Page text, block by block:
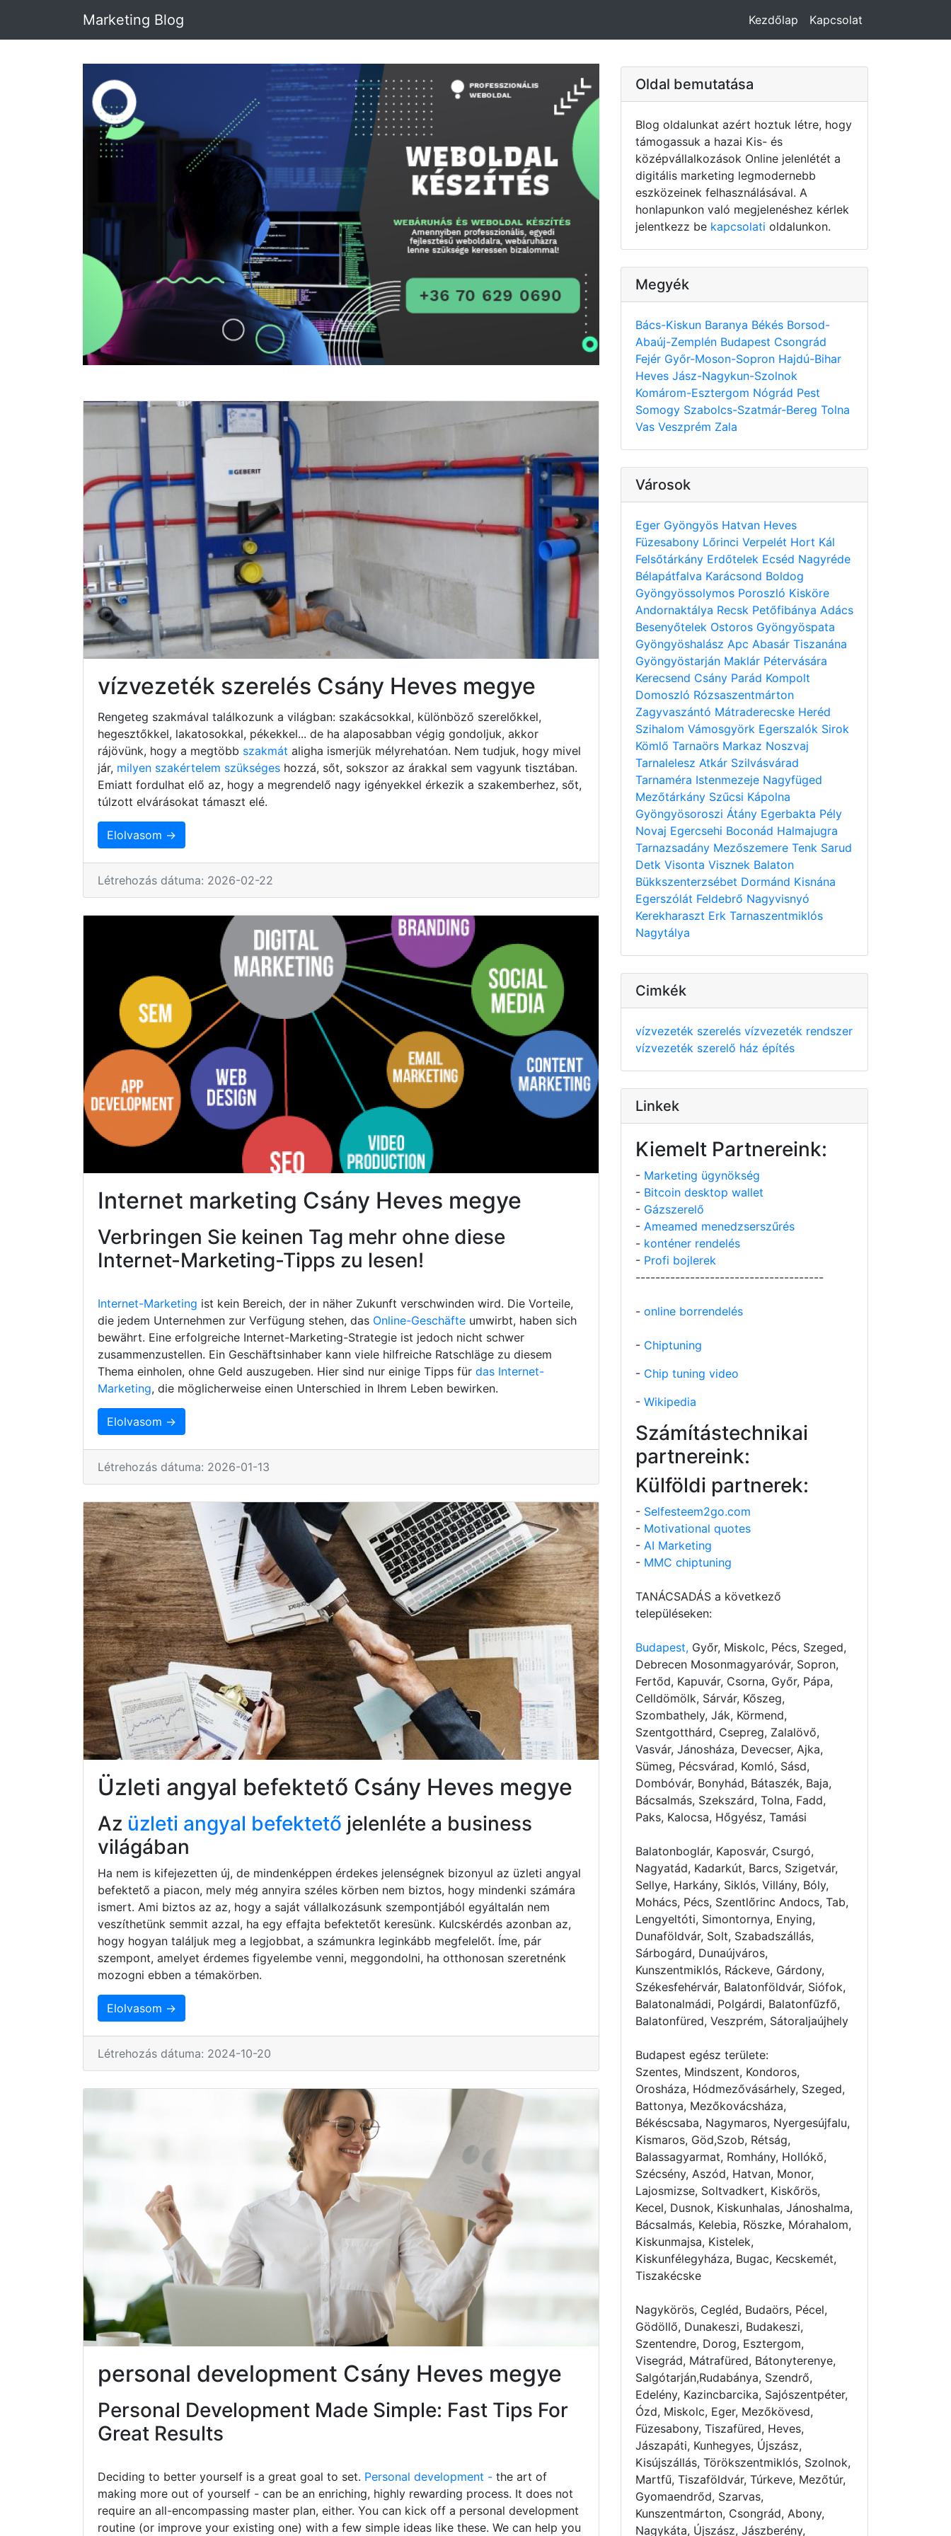
Marketing Blog Kezdőlap Kapcsolat
vízvezeték szerelés Csány Heves megye
Rengeteg szakmával találkozunk a világban: szakácsokkal, különböző szerelőkkel,
hegesztőkkel, lakatosokkal, pékekkel... de ha alaposabban végig gondoljuk, akkor
rájövünk, hogy a megtöbb szakmát aligha ismerjük mélyrehatóan. Nem tudjuk, hogy mivel
jár, milyen szakértelem szükséges hozzá, sőt, sokszor az árakkal sem vagyunk tisztában.
Emiatt fordulhat elő az, hogy a megrendelő nagy igényekkel érkezik a szakemberhez, sőt,
túlzott elvárásokat támaszt elé.
Elolvasom →
Létrehozás dátuma: 2026-02-22
Internet marketing Csány Heves megye
Verbringen Sie keinen Tag mehr ohne diese
Internet-Marketing-Tipps zu lesen!
Internet-Marketing ist kein Bereich, der in näher Zukunft verschwinden wird. Die Vorteile,
die jedem Unternehmen zur Verfügung stehen, das Online-Geschäfte umwirbt, haben sich
bewährt. Eine erfolgreiche Internet-Marketing-Strategie ist jedoch nicht schwer
zusammenzustellen. Ein Geschäftsinhaber kann viele hilfreiche Ratschläge zu diesem
Thema einholen, ohne Geld auszugeben. Hier sind nur einige Tipps für das Internet-
Marketing, die möglicherweise einen Unterschied in Ihrem Leben bewirken.
Elolvasom →
Létrehozás dátuma: 2026-01-13
Üzleti angyal befektető Csány Heves megye
Az üzleti angyal befektető jelenléte a business
világában
Ha nem is kifejezetten új, de mindenképpen érdekes jelenségnek bizonyul az üzleti angyal
befektető a piacon, mely még annyira széles körben nem biztos, hogy mindenki számára
ismert. Ami biztos az az, hogy a saját vállalkozásunk szempontjából egyáltalán nem
veszíthetünk semmit azzal, ha egy effajta befektetőt keresünk. Kulcskérdés azonban az,
hogy hogyan találjuk meg a legjobbat, a számunkra leginkább megfelelőt. Íme, pár
szempont, amelyet érdemes figyelembe venni, meggondolni, ha otthonosan szeretnénk
mozogni ebben a témakörben.
Elolvasom →
Létrehozás dátuma: 2024-10-20
personal development Csány Heves megye
Personal Development Made Simple: Fast Tips For
Great Results
Deciding to better yourself is a great goal to set. Personal development - the art of
making more out of yourself - can be an enriching, highly rewarding process. It does not
require an all-encompassing master plan, either. You can kick off a personal development
routine (or improve your existing one) with a few simple ideas like these. We can help you
Oldal bemutatása
Blog oldalunkat azért hoztuk létre, hogy
támogassuk a hazai Kis- és
középvállalkozások Online jelenlétét a
digitális marketing legmodernebb
eszközeinek felhasználásával. A
honlapunkon való megjelenéshez kérlek
jelentkezz be kapcsolati oldalunkon.
Megyék
Bács-Kiskun Baranya Békés Borsod-
Abaúj-Zemplén Budapest Csongrád
Fejér Győr-Moson-Sopron Hajdú-Bihar
Heves Jász-Nagykun-Szolnok
Komárom-Esztergom Nógrád Pest
Somogy Szabolcs-Szatmár-Bereg Tolna
Vas Veszprém Zala
Városok
Eger Gyöngyös Hatvan Heves
Füzesabony Lőrinci Verpelét Hort Kál
Felsőtárkány Erdőtelek Ecséd Nagyréde
Bélapátfalva Karácsond Boldog
Gyöngyössolymos Poroszló Kisköre
Andornaktálya Recsk Petőfibánya Adács
Besenyőtelek Ostoros Gyöngyöspata
Gyöngyöshalász Apc Abasár Tiszanána
Gyöngyöstarján Maklár Pétervására
Kerecsend Csány Parád Kompolt
Domoszló Rózsaszentmárton
Zagyvaszántó Mátraderecske Heréd
Szihalom Vámosgyörk Egerszalók Sirok
Kömlő Tarnaörs Markaz Noszvaj
Tarnalelesz Atkár Szilvásvárad
Tarnaméra Istenmezeje Nagyfüged
Mezőtárkány Szűcsi Kápolna
Gyöngyösoroszi Átány Egerbakta Pély
Novaj Egercsehi Boconád Halmajugra
Tarnazsadány Mezőszemere Tenk Sarud
Detk Visonta Visznek Balaton
Bükkszenterzsébet Dormánd Kisnána
Egerszólát Feldebrő Nagyvisnyó
Kerekharaszt Erk Tarnaszentmiklós
Nagytálya
Cimkék
vízvezeték szerelés vízvezeték rendszer
vízvezeték szerelő ház építés
Linkek
Kiemelt Partnereink:
- Marketing ügynökség
- Bitcoin desktop wallet
- Gázszerelő
- Ameamed menedzserszűrés
- konténer rendelés
- Profi bojlerek
--------------------------------------
- online borrendelés
- Chiptuning
- Chip tuning video
- Wikipedia
Számítástechnikai
partnereink:
Külföldi partnerek:
- Selfesteem2go.com
- Motivational quotes
- AI Marketing
- MMC chiptuning
TANÁCSADÁS a következő
településeken:
Budapest, Győr, Miskolc, Pécs, Szeged,
Debrecen Mosonmagyaróvár, Sopron,
Fertőd, Kapuvár, Csorna, Győr, Pápa,
Celldömölk, Sárvár, Kőszeg,
Szombathely, Ják, Körmend,
Szentgotthárd, Csepreg, Zalalövő,
Vasvár, Jánosháza, Devecser, Ajka,
Sümeg, Pécsvárad, Komló, Sásd,
Dombóvár, Bonyhád, Bátaszék, Baja,
Bácsalmás, Szekszárd, Tolna, Fadd,
Paks, Kalocsa, Hőgyész, Tamási
Balatonboglár, Kaposvár, Csurgó,
Nagyatád, Kadarkút, Barcs, Szigetvár,
Sellye, Harkány, Siklós, Villány, Bóly,
Mohács, Pécs, Szentlőrinc Andocs, Tab,
Lengyeltóti, Simontornya, Enying,
Dunaföldvár, Solt, Szabadszállás,
Sárbogárd, Dunaújváros,
Kunszentmiklós, Ráckeve, Gárdony,
Székesfehérvár, Balatonföldvár, Siófok,
Balatonalmádi, Polgárdi, Balatonfűzfő,
Balatonfüred, Veszprém, Sátoraljaújhely
Budapest egész területe:
Szentes, Mindszent, Kondoros,
Orosháza, Hódmezővásárhely, Szeged,
Battonya, Mezőkovácsháza,
Békéscsaba, Nagymaros, Nyergesújfalu,
Kismaros, Göd,Szob, Rétság,
Balassagyarmat, Romhány, Hollókő,
Szécsény, Aszód, Hatvan, Monor,
Lajosmizse, Soltvadkert, Kiskőrös,
Kecel, Dusnok, Kiskunhalas, Jánoshalma,
Bácsalmás, Kelebia, Röszke, Mórahalom,
Kiskunmajsa, Kistelek,
Kiskunfélegyháza, Bugac, Kecskemét,
Tiszakécske
Nagykörös, Cegléd, Budaörs, Pécel,
Gödöllő, Dunakeszi, Budakeszi,
Szentendre, Dorog, Esztergom,
Visegrád, Mátrafüred, Bátonyterenye,
Salgótarján,Rudabánya, Szendrő,
Edelény, Kazincbarcika, Sajószentpéter,
Ózd, Miskolc, Eger, Mezőkövesd,
Füzesabony, Tiszafüred, Heves,
Jászapáti, Kunhegyes, Újszász,
Kisújszállás, Törökszentmiklós, Szolnok,
Martfű, Tiszaföldvár, Túrkeve, Mezőtúr,
Gyomaendrőd, Szarvas,
Kunszentmárton, Csongrád, Abony,
Nagykáta, Újszász, Jászberény,